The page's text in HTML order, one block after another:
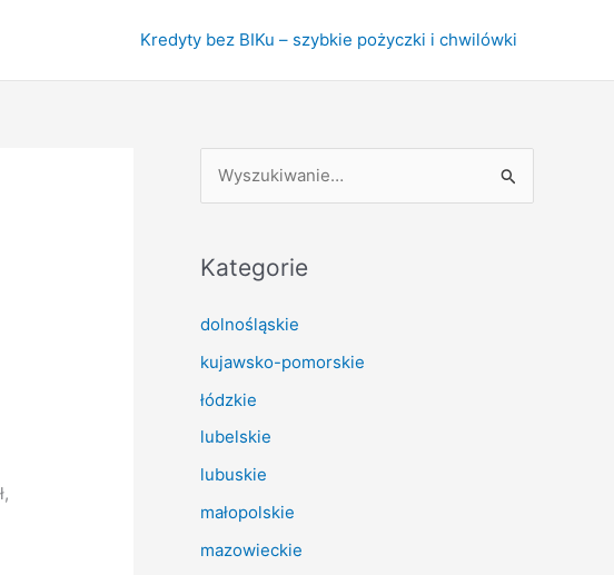
Kredyty bez BIKu – szybkie pożyczki i chwilówki
k
j
d
l
a
:
Kategorie
dolnośląskie
kujawsko-pomorskie
łódzkie
lubelskie
lubuskie
małopolskie
mazowieckie